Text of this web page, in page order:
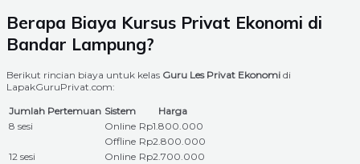
Berapa Biaya Kursus Privat Ekonomi di
Bandar Lampung?
Berikut rincian biaya untuk kelas Guru Les Privat Ekonomi di
LapakGuruPrivat.com:
Jumlah Pertemuan Sistem
Harga
8 sesi
Online Rp1.800.000
Offline Rp2.800.000
12 sesi
Online Rp2.700.000